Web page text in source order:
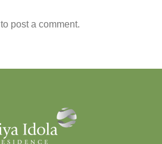
to post a comment.